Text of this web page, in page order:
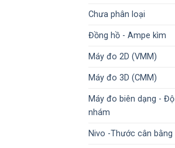
Chưa phân loại
Đồng hồ - Ampe kìm
Máy đo 2D (VMM)
Máy đo 3D (CMM)
Máy đo biên dạng - Độ
nhám
Nivo -Thước cân bằng